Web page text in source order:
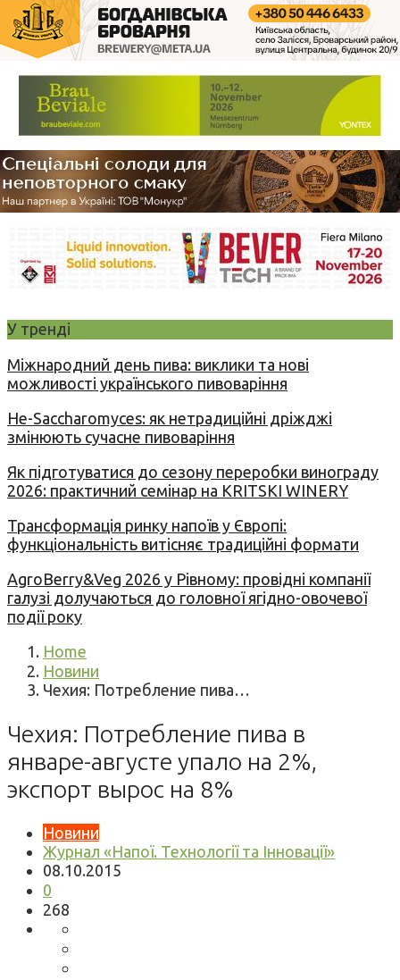
У тренді
Міжнародний день пива: виклики та нові
можливості українського пивоваріння
Не-Saccharomyces: як нетрадиційні дріжджі
змінюють сучасне пивоваріння
Як підготуватися до сезону переробки винограду
2026: практичний семінар на KRITSKI WINERY
Трансформація ринку напоїв у Європі:
функціональність витісняє традиційні формати
AgroBerry&Veg 2026 у Рівному: провідні компанії
галузі долучаються до головної ягідно-овочевої
події року
Home
Новини
Чехия: Потребление пива…
Чехия: Потребление пива в
январе-августе упало на 2%,
экспорт вырос на 8%
Новини
Журнал «Напої. Технології та Інновації»
08.10.2015
0
268